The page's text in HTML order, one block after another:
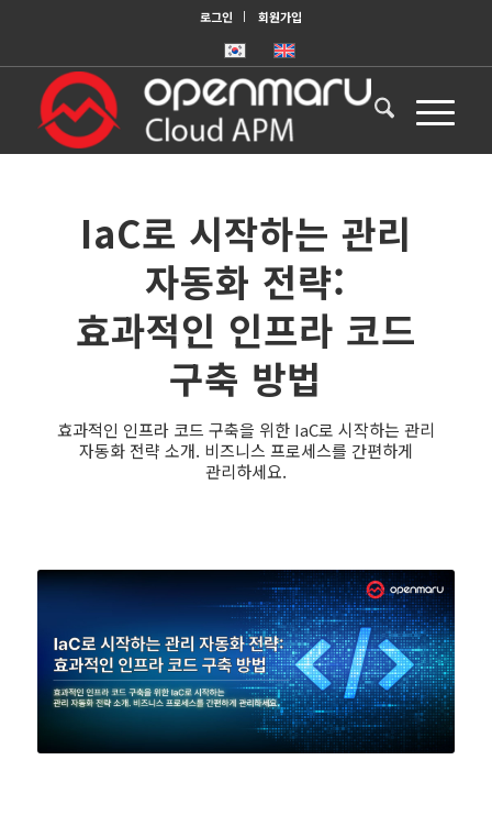
로그인 회원가입
IaC로 시작하는 관리
자동화 전략:
효과적인 인프라 코드
구축 방법
효과적인 인프라 코드 구축을 위한 IaC로 시작하는 관리
자동화 전략 소개. 비즈니스 프로세스를 간편하게
관리하세요.